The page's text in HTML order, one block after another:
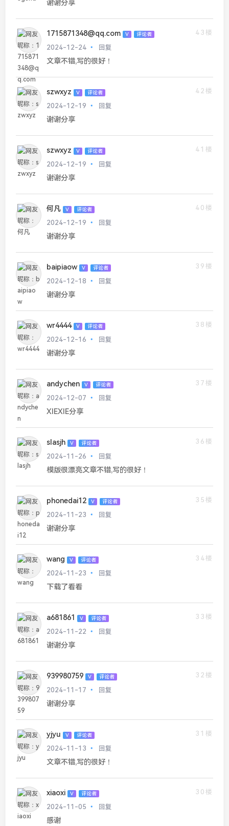
谢谢分享
1715871348@qq.com V 评论者
43楼
2024-12-24
回复
文章不错,写的很好！
szwxyz V 评论者
42楼
2024-12-19
回复
谢谢分享
szwxyz V 评论者
41楼
2024-12-19
回复
谢谢分享
何凡 V 评论者
40楼
2024-12-19
回复
谢谢分享
baipiaow V 评论者
39楼
2024-12-18
回复
谢谢分享
wr4444 V 评论者
38楼
2024-12-16
回复
谢谢分享
andychen V 评论者
37楼
2024-12-07
回复
XIEXIE分享
slasjh V 评论者
36楼
2024-11-26
回复
模版很漂亮文章不错,写的很好！
phonedai12 V 评论者
35楼
2024-11-23
回复
谢谢分享
wang V 评论者
34楼
2024-11-23
回复
下载了看看
a681861 V 评论者
33楼
2024-11-22
回复
谢谢分享
939980759 V 评论者
32楼
2024-11-17
回复
谢谢分享
yjyu V 评论者
31楼
2024-11-13
回复
文章不错,写的很好！
xiaoxi V 评论者
30楼
2024-11-05
回复
感谢